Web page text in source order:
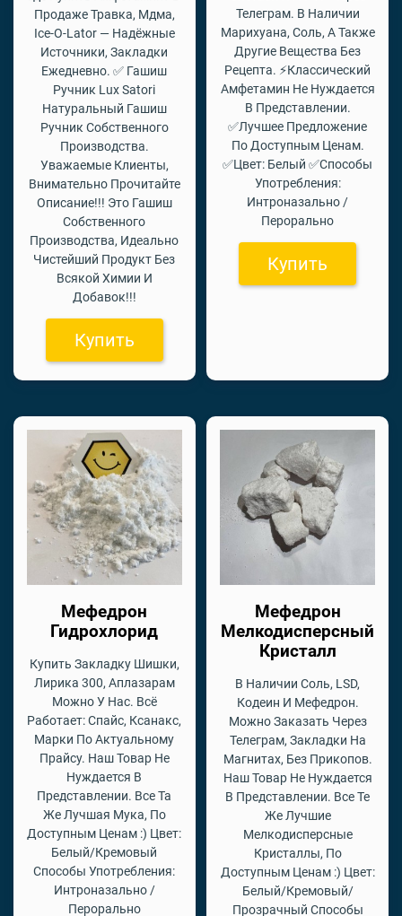
Продаже Травка, Мдма,
Ice-O-Lator — Надёжные
Источники, Закладки
Ежедневно. ✅ Гашиш
Ручник Lux Satori
Натуральный Гашиш
Ручник Собственного
Производства.
Уважаемые Клиенты,
Внимательно Прочитайте
Описание!!! Это Гашиш
Собственного
Производства, Идеально
Чистейший Продукт Без
Всякой Химии И
Добавок!!!
Купить
Телеграм. В Наличии
Марихуана, Соль, А Также
Другие Вещества Без
Рецепта. ⚡Классический
Амфетамин Не Нуждается
В Представлении.
✅Лучшее Предложение
По Доступным Ценам.
✅Цвет: Белый ✅Способы
Употребления:
Интроназально /
Перорально
Купить
Мефедрон
Гидрохлорид
Купить Закладку Шишки,
Лирика 300, Аплазарам
Можно У Нас. Всё
Работает: Спайс, Ксанакс,
Марки По Актуальному
Прайсу. Наш Товар Не
Нуждается В
Представлении. Все Та
Же Лучшая Мука, По
Доступным Ценам :) Цвет:
Белый/Кремовый
Способы Употребления:
Интроназально /
Перорально
Мефедрон
Мелкодисперсный
Кристалл
В Наличии Соль, LSD,
Кодеин И Мефедрон.
Можно Заказать Через
Телеграм, Закладки На
Магнитах, Без Прикопов.
Наш Товар Не Нуждается
В Представлении. Все Те
Же Лучшие
Мелкодисперсные
Кристаллы, По
Доступным Ценам :) Цвет:
Белый/Кремовый/
Прозрачный Способы